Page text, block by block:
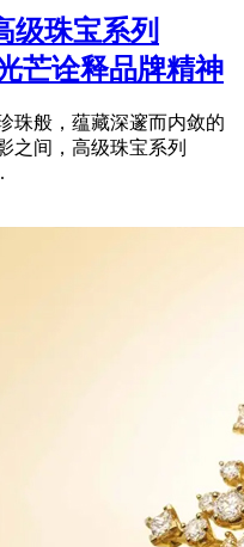
珠宝系列
芒诠释品牌精神
珠般，蕴藏深邃而内敛的
之间，高级珠宝系列